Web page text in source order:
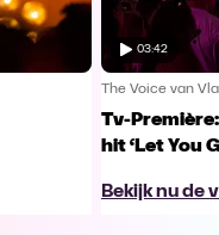
03:42
The Voice van
Tv-
hit ‘Let You
Bekijk nu de